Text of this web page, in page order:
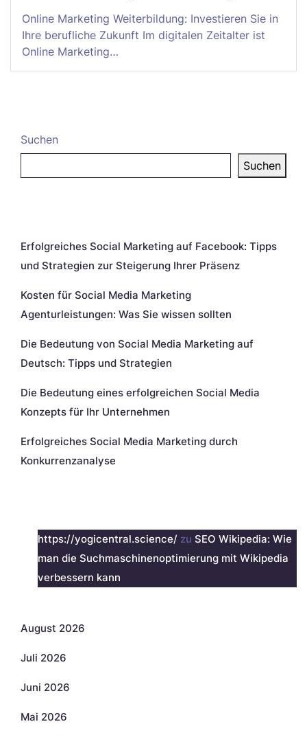
Online Marketing Weiterbildung: Investieren Sie in
Ihre berufliche Zukunft Im digitalen Zeitalter ist
Online Marketing…
Suchen
Suchen
Erfolgreiches Social Marketing auf Facebook: Tipps
und Strategien zur Steigerung Ihrer Präsenz
Kosten für Social Media Marketing
Agenturleistungen: Was Sie wissen sollten
Die Bedeutung von Social Media Marketing auf
Deutsch: Tipps und Strategien
Die Bedeutung eines erfolgreichen Social Media
Konzepts für Ihr Unternehmen
Erfolgreiches Social Media Marketing durch
Konkurrenzanalyse
https://yogicentral.science/ zu SEO Wikipedia: Wie
man die Suchmaschinenoptimierung mit Wikipedia
verbessern kann
August 2026
Juli 2026
Juni 2026
Mai 2026